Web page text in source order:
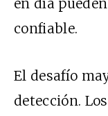
en día
confiable.
El desafío
detección.